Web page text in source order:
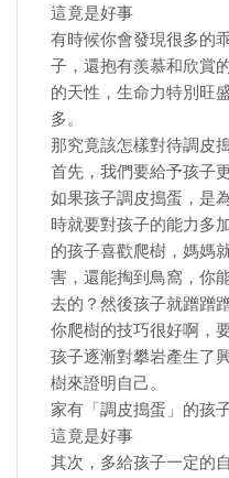
這竟是好事
有時候你會發現很多的
子，還抱有羨慕和欣賞
的天性，生命力特別旺
多。
那究竟該怎樣對待調皮
首先，我們要給予孩子
如果孩子調皮搗蛋，是
時就要對孩子的能力多
的孩子喜歡爬樹，媽媽
害，還能掏到鳥窩，你
去的？然後孩子就蹭蹭
你爬樹的技巧很好啊，
孩子逐漸對攀岩產生了
樹來證明自己。
家有「調皮搗蛋」的孩
這竟是好事
其次，多給孩子一定的